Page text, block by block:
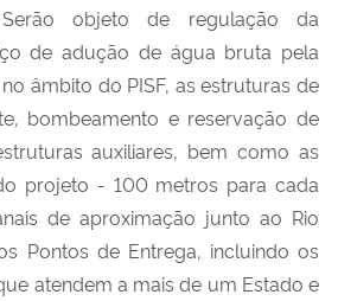
objeto de regulação da
de adução de água bruta pela
âmbito do PISF, as estruturas de
bombeamento e reservação de
auxiliares, bem como as
projeto - 100 metros para cada
de aproximação junto ao Rio
Pontos de Entrega, incluindo os
atendem a mais de um Estado e